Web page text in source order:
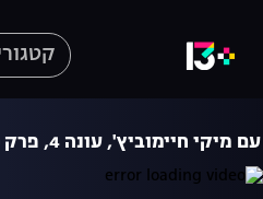
עונה 4, פרק 9: המאבק על חופשת הלידה